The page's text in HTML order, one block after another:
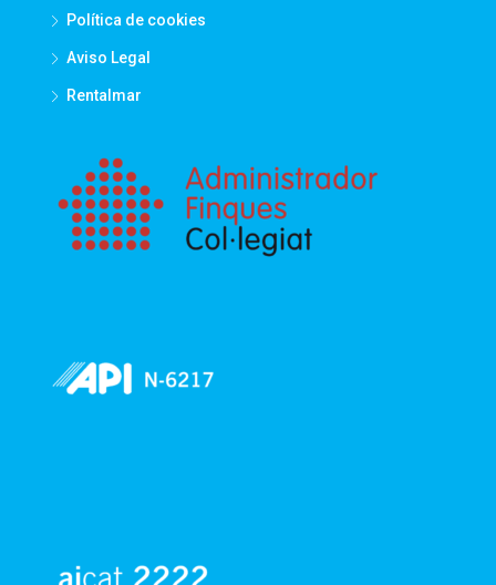
Política de cookies
Aviso Legal
Rentalmar